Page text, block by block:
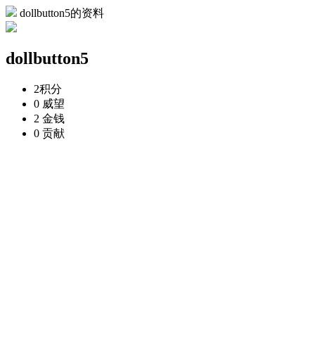
dollbutton5的资料
dollbutton5
2积分
0 威望
2 金钱
0 贡献